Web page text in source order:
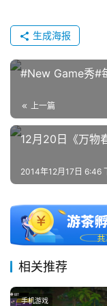
生成海报
#New Game秀#
上一篇
12月20日《万物
2014年12月17日 6:46
相关推荐
手机游戏